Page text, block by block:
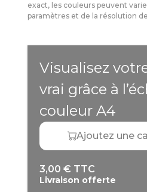
exact, les couleurs peuvent
paramètres et de la résolution
Visualisez
vrai grâce à
couleur A4
3,00 € TTC
Livraison offerte